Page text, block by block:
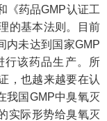
《药品GMP认证工
的基本法则。目前
内未达到国家GMP
行该药品生产。所
，也越来越要在认
我国GMP中臭氧灭
实际形势给臭氧灭